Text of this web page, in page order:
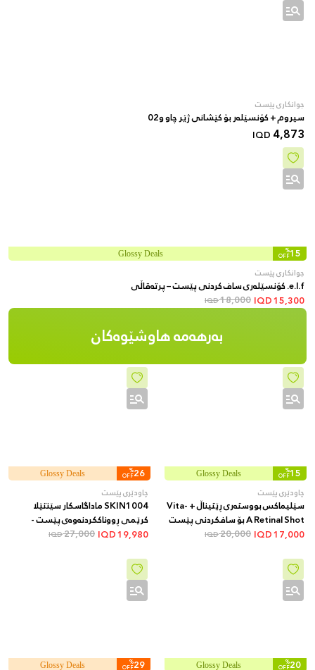
جوانکاری پێست
سیروم + کۆنسێلەر بۆ کێشانی ژێر چاو و02
4,873
IQD
15
%
OFF
Glossy Deals
جوانکاری پێست
e.l.f. کۆنسێلەری ساف کردنی پێست – پرتەقاڵی
15,300
18,000
IQD
بەرهەمە هاوشێوەکان
15
%
OFF
Glossy Deals
چاودێری پێست
سێلیماکس بووستەری ڕێتیناڵ + Vita-
A Retinal Shot بۆ سافکردنی پێست
و کەمکردنەوەی کونەکان و هێڵە
17,000
20,000
IQD
26
%
OFF
Glossy Deals
چاودێری پێست
SKIN1004 ماداگاسکار سێنتێلا
کرێمی ڕووناککردنەوەی پێست -
پێست نەمدار و ئارام دەکاتەوە و
پێست و کەمکردنەوەی لکە و
تۆخییەکانی پێست، 75 مل
19,980
27,000
IQD
20
%
OFF
Glossy Deals
29
%
OFF
Glossy Deals